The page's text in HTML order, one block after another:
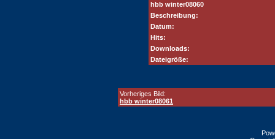
hbb winter08060
Beschreibung:
Datum:
Hits:
Downloads:
Dateigröße:
Vorheriges Bild:
hbb winter08061